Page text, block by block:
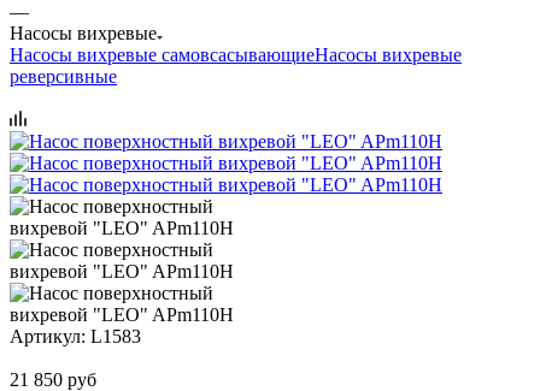
—
Насосы вихревые
Насосы вихревые самовсасывающиеНасосы вихревые
реверсивные
Артикул: L1583
21 850 руб